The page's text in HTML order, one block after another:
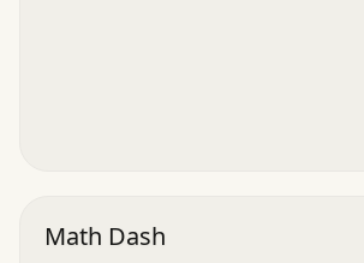
Math Dash